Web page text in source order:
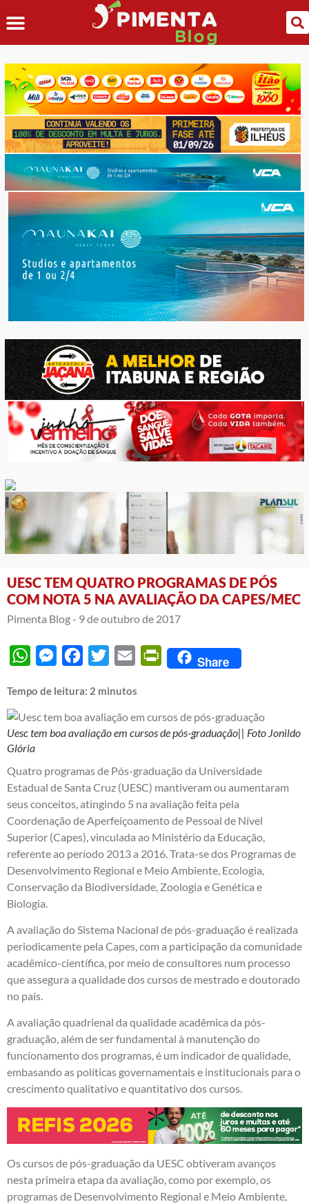
UESC TEM QUATRO PROGRAMAS DE PÓS
COM NOTA 5 NA AVALIAÇÃO DA CAPES/MEC
Pimenta Blog - 9 de outubro de 2017
WhatsAppMessengerFacebook
Twitter Email PrintFriendly
Share
Tempo de leitura: 2 minutos
Uesc tem boa avaliação em cursos de pós-graduação|| Foto Jonildo
Glória
Quatro programas de Pós-graduação da Universidade
Estadual de Santa Cruz (UESC) mantiveram ou aumentaram
seus conceitos, atingindo 5 na avaliação feita pela
Coordenação de Aperfeiçoamento de Pessoal de Nível
Superior (Capes), vinculada ao Ministério da Educação,
referente ao período 2013 a 2016. Trata-se dos Programas de
Desenvolvimento Regional e Meio Ambiente, Ecologia,
Conservação da Biodiversidade, Zoologia e Genética e
Biologia.
A avaliação do Sistema Nacional de pós-graduação é realizada
periodicamente pela Capes, com a participação da comunidade
acadêmico-científica, por meio de consultores num processo
que assegura a qualidade dos cursos de mestrado e doutorado
no país.
A avaliação quadrienal da qualidade acadêmica da pós-
graduação, além de ser fundamental à manutenção do
funcionamento dos programas, é um indicador de qualidade,
embasando as políticas governamentais e institucionais para o
crescimento qualitativo e quantitativo dos cursos.
Os cursos de pós-graduação da UESC obtiveram avanços
nesta primeira etapa da avaliação, como por exemplo, os
programas de Desenvolvimento Regional e Meio Ambiente,